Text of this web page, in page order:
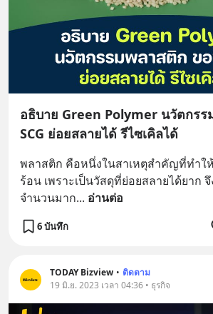
อธิบาย Green Polymer นวัตกรร
SCG ย่อยสลายได้ รีไซเคิลได้
พลาสติก คือหนึ่งในสาเหตุสำคัญที่ทำใ
ร้อน เพราะเป็นวัสดุที่ย่อยสลายได้ยาก
จำนวนมาก... อ่านต่อ
6 บันทึก
TODAY Bizview • ติดตาม
19 มิ.ย. 2023 เวลา 04:36 • ธุรกิจ